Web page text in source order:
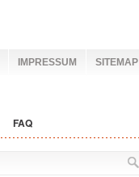
IMPRESSUM SITEMAP
FAQ